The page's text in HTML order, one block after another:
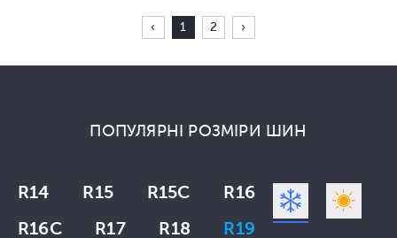
‹ 1 2 ›
ПОПУЛЯРНІ РОЗМІРИ ШИН
R14 R15 R15C
R16
R16C
R17 R18
R19